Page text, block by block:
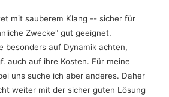
mit sauberem Klang -- sicher für
Zwecke" gut geeignet.
besonders auf Dynamik achten,
auch auf ihre Kosten. Für meine
uns suche ich aber anderes. Daher
weiter mit der sicher guten Lösung